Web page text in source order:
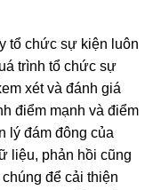
tổ chức sự kiện luôn
trình tổ chức sự
xét và đánh giá
điểm mạnh và điểm
lý đám đông của
liệu, phản hồi cũng
để cải thiện